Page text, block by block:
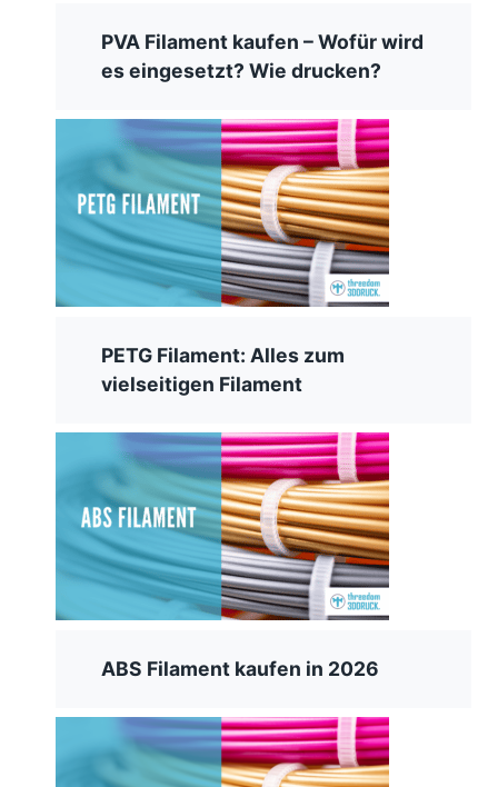
PVA Filament kaufen – Wofür wird
es eingesetzt? Wie drucken?
PETG Filament: Alles zum
vielseitigen Filament
ABS Filament kaufen in 2026